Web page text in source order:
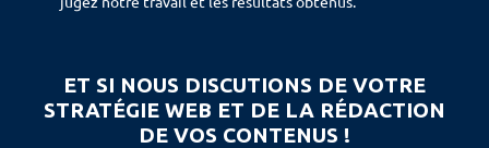
ET SI NOUS DISCUTIONS DE VOTRE
STRATÉGIE WEB ET DE LA RÉDACTION
DE VOS CONTENUS !